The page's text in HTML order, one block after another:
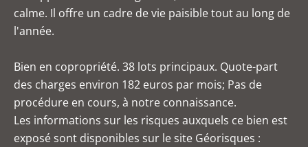
calme. Il offre un cadre de vie paisible tout au long de
l'année.
Bien en copropriété. 38 lots principaux. Quote-part
des charges environ 182 euros par mois; Pas de
procédure en cours, à notre connaissance.
Les informations sur les risques auxquels ce bien est
exposé sont disponibles sur le site Géorisques :